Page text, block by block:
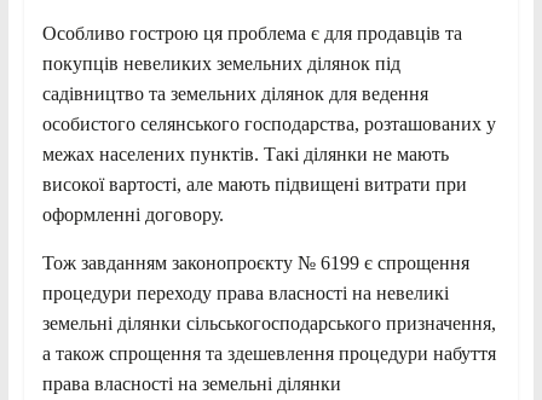
Особливо гострою ця проблема є для продавців та
покупців невеликих земельних ділянок під
садівництво та земельних ділянок для ведення
особистого селянського господарства, розташованих у
межах населених пунктів. Такі ділянки не мають
високої вартості, але мають підвищені витрати при
оформленні договору.
Тож завданням законопроєкту № 6199 є спрощення
процедури переходу права власності на невеликі
земельні ділянки сільськогосподарського призначення,
а також спрощення та здешевлення процедури набуття
права власності на земельні ділянки